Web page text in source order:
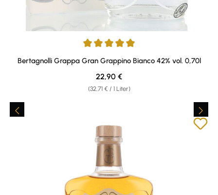
Durchschnittliche Bewertung von 5 von 5 Sternen
Bertagnolli Grappa Gran Grappino Bianco 42% vol. 0,70l
(32,71 € / 1 Liter)
Regulärer Preis:
22,90 €